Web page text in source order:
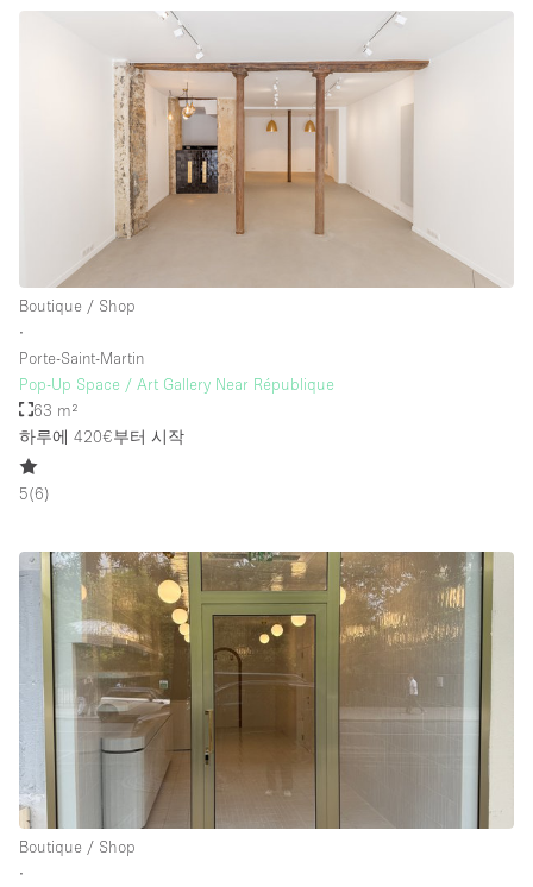
Boutique / Shop
∙
Porte-Saint-Martin
Pop-Up Space / Art Gallery Near République
63 m²
하루에 420€부터 시작
5(6)
Boutique / Shop
∙